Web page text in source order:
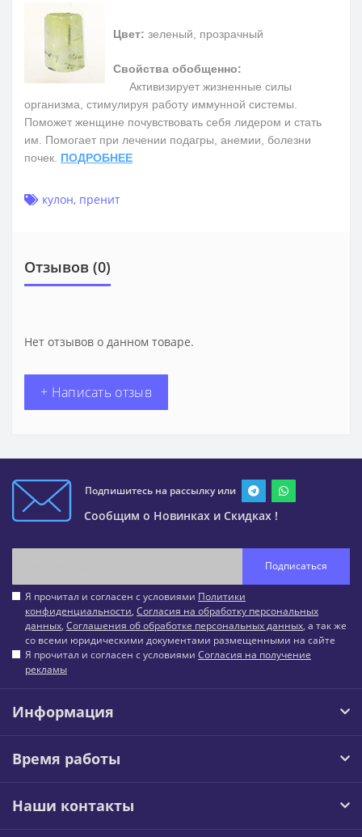
Цвет: зеленый, прозрачный
Свойства обобщенно:
Активизирует жизненные силы
организма, стимулируя работу иммунной системы.
Поможет женщине почувствовать себя лидером и стать
им. Помогает при лечении подагры, анемии, болезни
почек. ПОДРОБНЕЕ
кулон, пренит
Отзывов (0)
Нет отзывов о данном товаре.
+ Написать отзыв
Подпишитесь на рассылку или
Сообщим о Новинках и Скидках !
Подписаться
Я прочитал и согласен с условиями Политики
конфиденциальности, Согласия на обработку персональных
данных, Соглашения об обработке персональных данных, а так же
со всеми юридическими документами размещенными на сайте
Я прочитал и согласен с условиями Согласия на получение
рекламы
Информация
Время работы
Наши контакты